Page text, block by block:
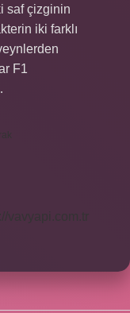
saf çizginin
iki farklı
F1
vavyapi.com.tr